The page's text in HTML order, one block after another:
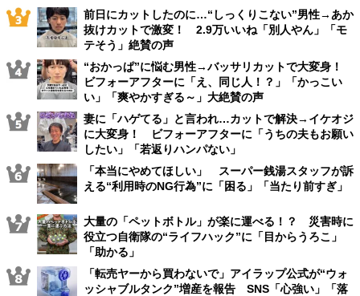
前日にカットしたのに…“しっくりこない”男性→あか
抜けカットで激変！ 2.9万いいね「別人やん」「モ
テそう」絶賛の声
“おかっぱ”に悩む男性→バッサリカットで大変身！
ビフォーアフターに「え、同じ人！？」「かっこい
い」「爽やかすぎる～」大絶賛の声
妻に「ハゲてる」と言われ…カットで解決→イケオジ
に大変身！ ビフォーアフターに「うちの夫もお願い
したい」「若返りハンパない」
「本当にやめてほしい」 スーパー銭湯スタッフが訴
える“利用時のNG行為”に「困る」「当たり前すぎ」
大量の「ペットボトル」が楽に運べる！？ 災害時に
役立つ自衛隊の“ライフハック”に「目からうろこ」
「助かる」
「転売ヤーから買わないで」アイラップ公式が“ウォ
ッシャブルタンク”増産を報告 SNS「心強い」「落